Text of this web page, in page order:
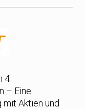
4
– Eine
Aktien und